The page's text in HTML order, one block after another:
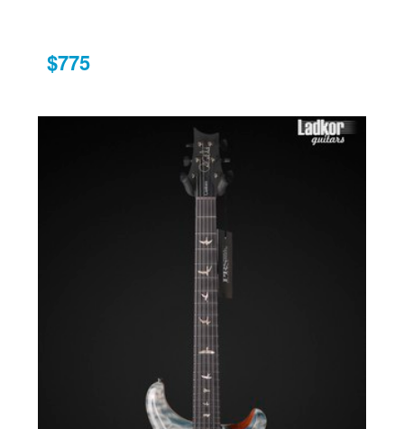
$775